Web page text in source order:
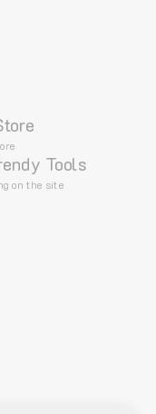
Tools
on the site